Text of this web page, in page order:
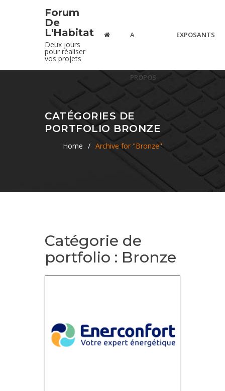
Forum
De
L'Habitat
Deux jours
pour réaliser
vos projets
A
PROPOS
EXPOSANTS
CATÉGORIES DE
PORTFOLIO BRONZE
Home / Archive for "Bronze"
Catégorie de
portfolio : Bronze